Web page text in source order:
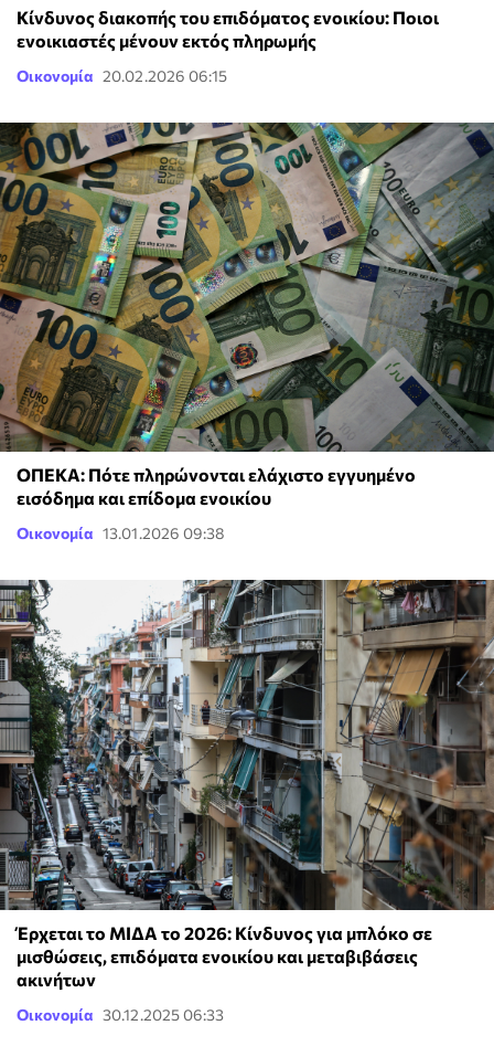
Κίνδυνος διακοπής του επιδόματος ενοικίου: Ποιοι
ενοικιαστές μένουν εκτός πληρωμής
Οικονομία 20.02.2026 06:15
ΟΠΕΚΑ: Πότε πληρώνονται ελάχιστο εγγυημένο
εισόδημα και επίδομα ενοικίου
Οικονομία 13.01.2026 09:38
Έρχεται το ΜΙΔΑ το 2026: Κίνδυνος για μπλόκο σε
μισθώσεις, επιδόματα ενοικίου και μεταβιβάσεις
ακινήτων
Οικονομία 30.12.2025 06:33